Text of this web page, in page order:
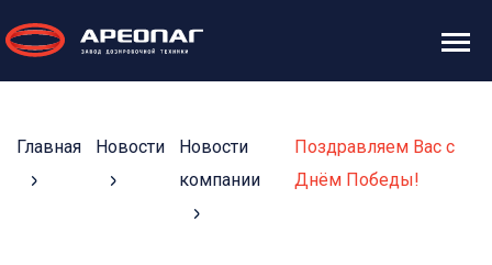
Главная Новости
Новости
компании
Поздравляем Вас с
Днём Победы!